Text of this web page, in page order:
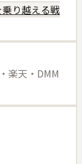
り越える戦
楽天・DMM